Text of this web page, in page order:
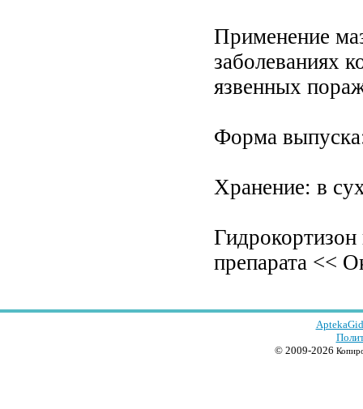
Применение
заболеваниях
язвенных
Форма
Хранение: в
Гидрокортизон
препарата <<
© 2009-2026